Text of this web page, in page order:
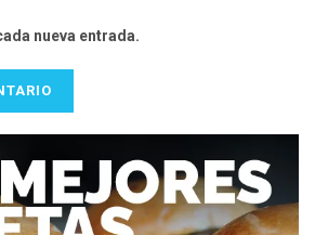
nueva entrada.